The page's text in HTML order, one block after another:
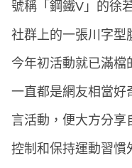
號稱「鋼鐵V」的徐
社群上的一張川字型
今年初活動就已滿檔
一直都是網友相當好
言活動，便大方分享
控制和保持運動習慣